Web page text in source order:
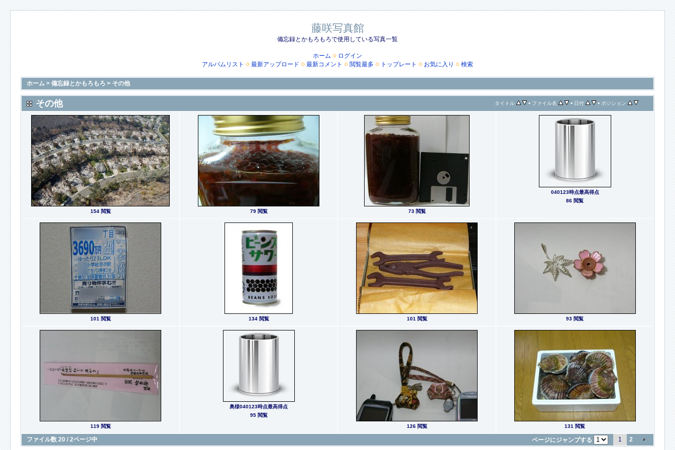
藤咲写真館
備忘録とかもろもろで使用している写真一覧
ホーム
ログイン
アルバムリスト
最新アップロード 最新コメント 閲覧最多 トップレート お気に入り 検索
ホーム > 備忘録とかもろもろ > その他
その他 タイトル • ファイル名 • 日付 • ポジション
154 閲覧 79 閲覧 73 閲覧
040123時点最高得点
86 閲覧
101 閲覧 134 閲覧 101 閲覧 93 閲覧
119 閲覧
奥様040123時点最高得点
95 閲覧
126 閲覧
131 閲覧
ファイル数 20 / 2ページ中 ページにジャンプする 1 2